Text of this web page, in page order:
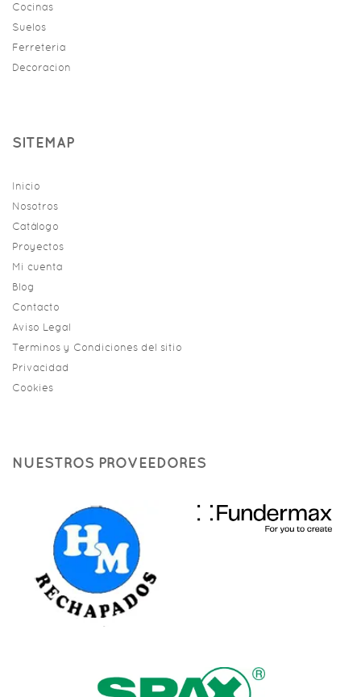
Cocinas
Suelos
Ferreteria
Decoracion
SITEMAP
Inicio
Nosotros
Catálogo
Proyectos
Mi cuenta
Blog
Contacto
Aviso Legal
Terminos y Condiciones del sitio
Privacidad
Cookies
NUESTROS PROVEEDORES